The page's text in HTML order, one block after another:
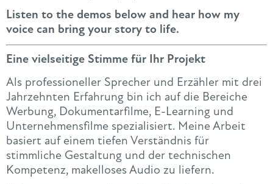
Listen to the demos below and hear how my
voice can bring your story to life.
Eine vielseitige Stimme für Ihr Projekt
Als professioneller Sprecher und Erzähler mit drei
Jahrzehnten Erfahrung bin ich auf die Bereiche
Werbung, Dokumentarfilme, E-Learning und
Unternehmensfilme spezialisiert. Meine Arbeit
basiert auf einem tiefen Verständnis für
stimmliche Gestaltung und der technischen
Kompetenz, makelloses Audio zu liefern.